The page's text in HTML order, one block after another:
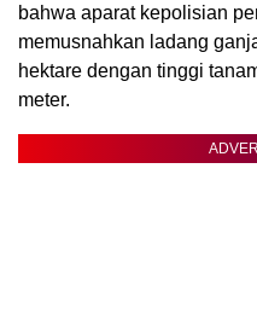
bahwa aparat kepolisian
memusnahkan ladang
hektare dengan tinggi
meter.